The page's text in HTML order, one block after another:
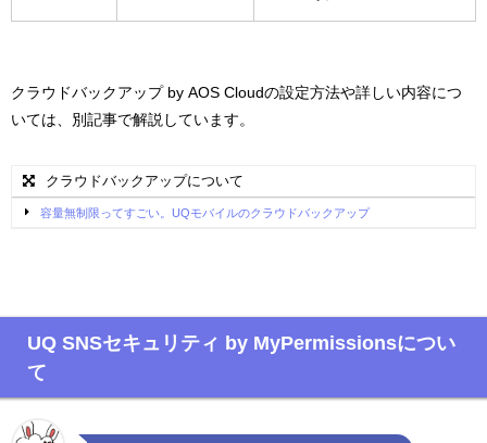
クラウドバックアップ by AOS Cloudの設定方法や詳しい内容につ
いては、別記事で解説しています。
クラウドバックアップについて
容量無制限ってすごい。UQモバイルのクラウドバックアップ
UQ SNSセキュリティ by MyPermissionsについ
て